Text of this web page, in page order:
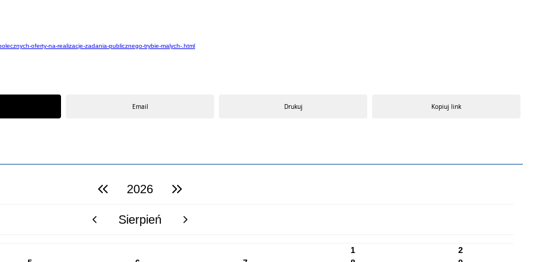
oferty-na-realizacje-zadania-publicznego-trybie-malych-.html
Email Drukuj Kopiuj link
poprzedni rok2026 następny rok
poprzedni miesiącSierpień następny miesiąc
1
2